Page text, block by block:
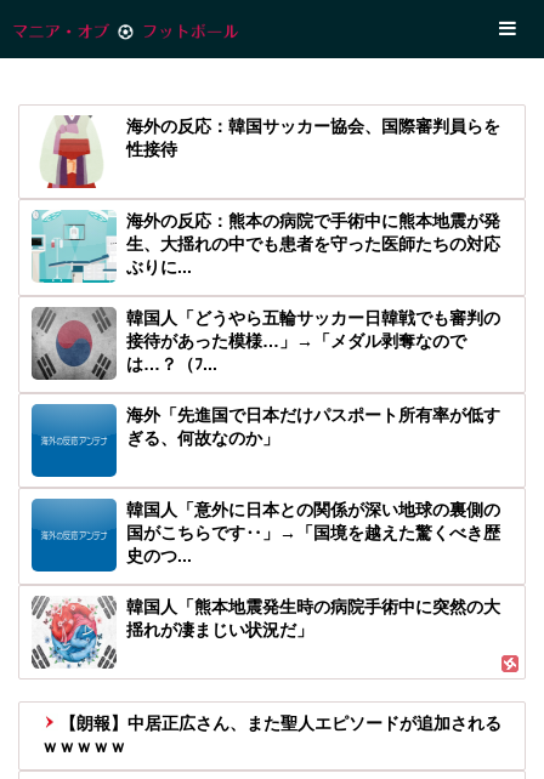
海外の反応：韓国サッカー協会、国際審判員らを
性接待
海外の反応：熊本の病院で手術中に熊本地震が発
生、大揺れの中でも患者を守った医師たちの対応
ぶりに...
韓国人「どうやら五輪サッカー日韓戦でも審判の
接待があった模様…」→「メダル剥奪なので
は…？（ﾌ...
海外「先進国で日本だけパスポート所有率が低す
ぎる、何故なのか」
韓国人「意外に日本との関係が深い地球の裏側の
国がこちらです‥」→「国境を越えた驚くべき歴
史のつ...
韓国人「熊本地震発生時の病院手術中に突然の大
揺れが凄まじい状況だ」
【朗報】中居正広さん、また聖人エピソードが追加される
ｗｗｗｗｗ